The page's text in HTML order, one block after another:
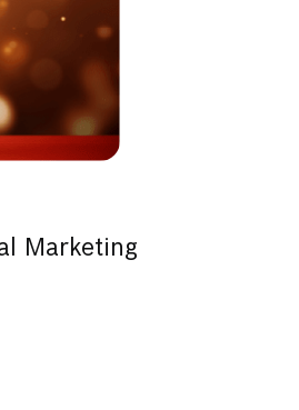
Marketing